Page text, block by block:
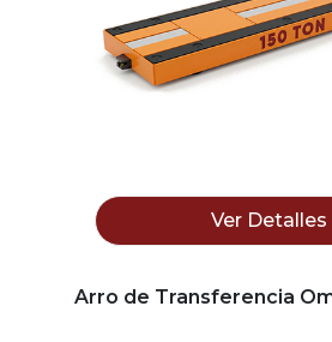
Ver Detalles
Arro de Transferencia